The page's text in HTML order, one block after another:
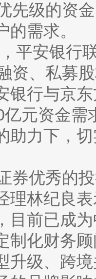
先级的资
需求。
安银行联
资、私募
银行与京
元资金
助力下，
优秀的投
理林纪良
目前已成
制化财务
升级、跨